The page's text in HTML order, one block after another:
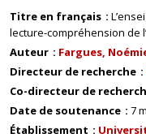
Titre en français
lecture-compréhension de
Auteur
Fargues,
Directeur de recherche
Co-directeur de
Date de soutenance
7
Établissement